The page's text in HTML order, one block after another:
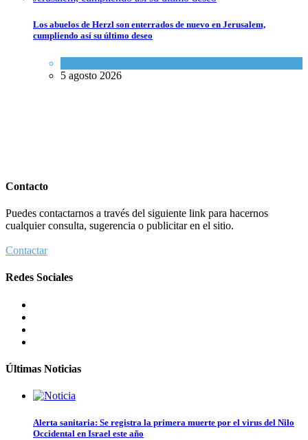
Los abuelos de Herzl son enterrados de nuevo en Jerusalem,
cumpliendo así su último deseo
5 agosto 2026
Contacto
Puedes contactarnos a través del siguiente link para hacernos
cualquier consulta, sugerencia o publicitar en el sitio.
Contactar
Redes Sociales
Últimas Noticias
Alerta sanitaria: Se registra la primera muerte por el virus del Nilo
Occidental en Israel este año